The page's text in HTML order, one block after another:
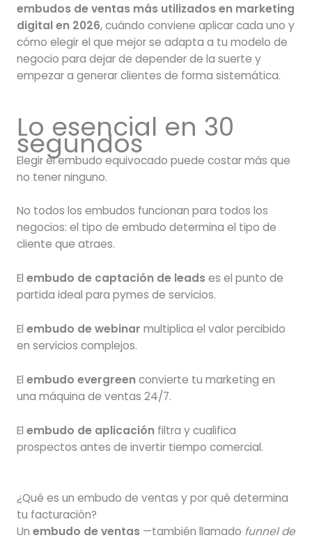
embudos de ventas más utilizados en marketing
digital en 2026, cuándo conviene aplicar cada uno y
cómo elegir el que mejor se adapta a tu modelo de
negocio para dejar de depender de la suerte y
empezar a generar clientes de forma sistemática.
Lo esencial en 30
segundos
Elegir el embudo equivocado puede costar más que
no tener ninguno.
No todos los embudos funcionan para todos los
negocios: el tipo de embudo determina el tipo de
cliente que atraes.
El embudo de captación de leads es el punto de
partida ideal para pymes de servicios.
El embudo de webinar multiplica el valor percibido
en servicios complejos.
El embudo evergreenconvierte tu marketing en
una máquina de ventas 24/7.
El embudo de aplicaciónfiltra y cualifica
prospectos antes de invertir tiempo comercial.
¿Qué es un embudo de ventas y por qué determina
tu facturación?
Un embudo de ventas —también llamado funnel de